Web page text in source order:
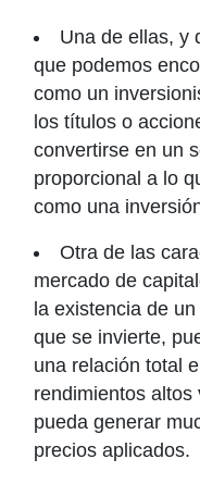
Una de ellas, y
que podemos
como un
los títulos o
convertirse en un
proporcional a lo
como una
Otra de las
mercado de
la existencia de
que se invierte,
una relación total
rendimientos altos
pueda generar
precios aplicados.